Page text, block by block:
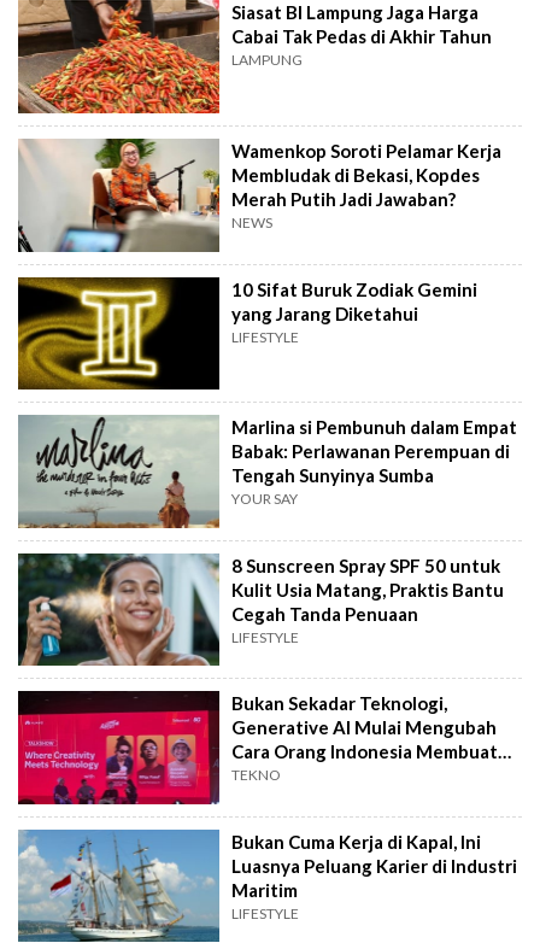
Siasat BI Lampung Jaga Harga
Cabai Tak Pedas di Akhir Tahun
LAMPUNG
Wamenkop Soroti Pelamar Kerja
Membludak di Bekasi, Kopdes
Merah Putih Jadi Jawaban?
NEWS
10 Sifat Buruk Zodiak Gemini
yang Jarang Diketahui
LIFESTYLE
Marlina si Pembunuh dalam Empat
Babak: Perlawanan Perempuan di
Tengah Sunyinya Sumba
YOUR SAY
8 Sunscreen Spray SPF 50 untuk
Kulit Usia Matang, Praktis Bantu
Cegah Tanda Penuaan
LIFESTYLE
Bukan Sekadar Teknologi,
Generative AI Mulai Mengubah
Cara Orang Indonesia Membuat
Film
TEKNO
Bukan Cuma Kerja di Kapal, Ini
Luasnya Peluang Karier di Industri
Maritim
LIFESTYLE